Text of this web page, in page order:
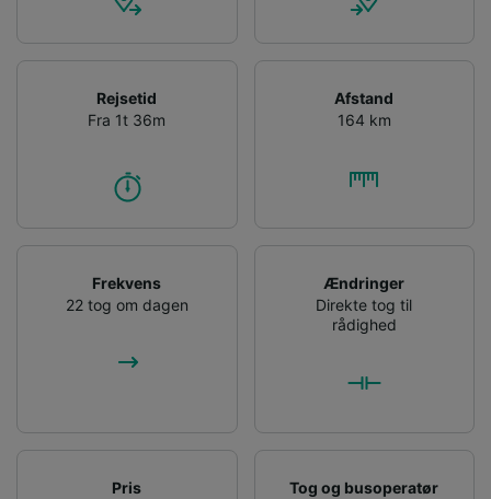
Rejsetid
Fra 1t 36m
Afstand
164 km
Frekvens
22 tog om dagen
Ændringer
Direkte tog til
rådighed
Pris
Tog og busoperatør